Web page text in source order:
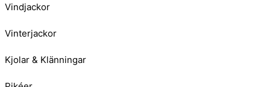
Vindjackor
Vinterjackor
Kjolar & Klänningar